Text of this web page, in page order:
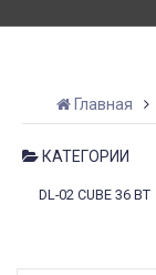
Главная
КАТЕГОРИИ
DL-02 CUBE 36 ВТ